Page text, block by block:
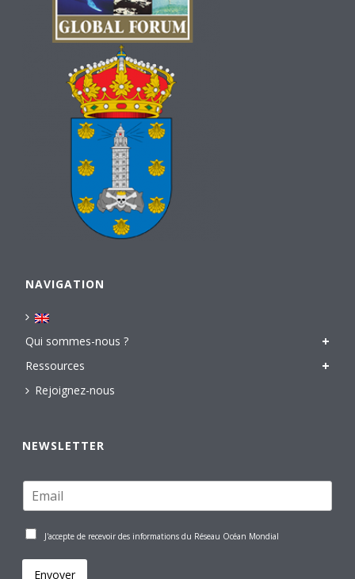
NAVIGATION
Qui sommes-nous ?
Ressources
Rejoignez-nous
NEWSLETTER
J'accepte de recevoir des informations du Réseau Océan Mondial
Envoyer